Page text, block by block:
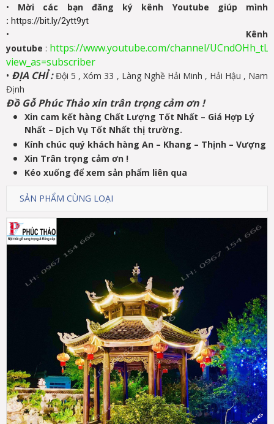
• Mời các bạn đăng ký kênh Youtube giúp mình
: https://bit.ly/2ytt9yt
• Kênh
youtube : https://www.youtube.com/channel/
view_as=subscriber
• ĐỊA CHỈ :Đội 5 , Xóm 33 , Làng Nghề Hải Minh , Hải Hậu , Nam
Định
Đồ Gỗ Phúc Thảo xin trân trọng cảm ơn !
Xin cam kết hàng Chất Lượng Tốt Nhất – Giá Hợp Lý
Nhất – Dịch Vụ Tốt Nhất thị trường.
Kính chúc quý khách hàng An – Khang – Thịnh – Vượng
Xin Trân trọng cảm ơn !
Kéo xuống để xem sản phẩm liên qua
SẢN PHẨM CÙNG LOẠI